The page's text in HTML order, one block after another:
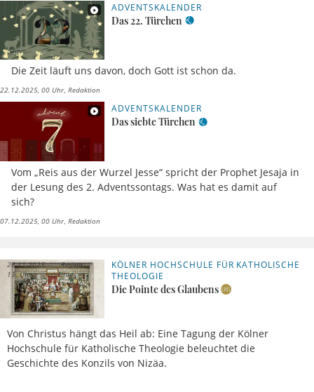
ADVENTSKALENDER
Das 22. Türchen
Die Zeit läuft uns davon, doch Gott ist schon da.
22.12.2025, 00 Uhr Redaktion
ADVENTSKALENDER
Das siebte Türchen
Vom „Reis aus der Wurzel Jesse“ spricht der Prophet Jesaja in
der Lesung des 2. Adventssontags. Was hat es damit auf
sich?
07.12.2025, 00 Uhr Redaktion
KÖLNER HOCHSCHULE FÜR KATHOLISCHE
THEOLOGIE
Die Pointe des Glaubens
Von Christus hängt das Heil ab: Eine Tagung der Kölner
Hochschule für Katholische Theologie beleuchtet die
Geschichte des Konzils von Nizäa.
28.11.2025,
13 Uhr
Regina
Einig